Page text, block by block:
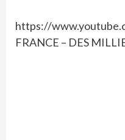
https://
FRANCE – DES